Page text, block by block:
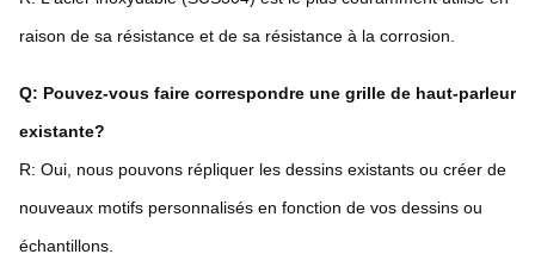
raison de sa résistance et de sa résistance à la corrosion.
Q: Pouvez-vous faire correspondre une grille de haut-parleur
existante?
R: Oui, nous pouvons répliquer les dessins existants ou créer de
nouveaux motifs personnalisés en fonction de vos dessins ou
échantillons.